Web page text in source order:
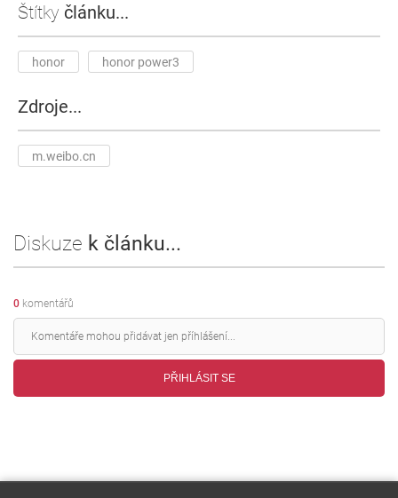
Štítky článku...
honor honor power3
Zdroje...
m.weibo.cn
Diskuze k článku...
0 komentářů
PŘIHLÁSIT SE